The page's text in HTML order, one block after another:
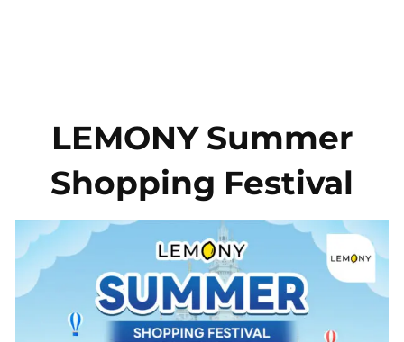
LEMONY Summer
Shopping Festival